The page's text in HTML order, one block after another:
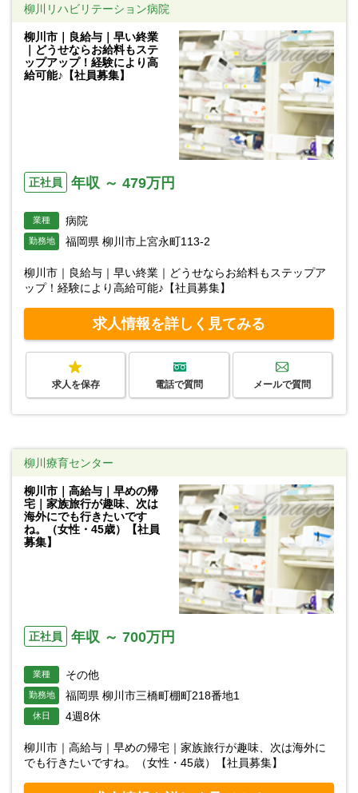
柳川リハビリテーション病院
柳川市｜良給与｜早い終業
｜どうせならお給料もステ
ップアップ！経験により高
給可能♪【社員募集】
正社員 年収 ～ 479万円
業種 病院
勤務地 福岡県 柳川市上宮永町113-2
柳川市｜良給与｜早い終業｜どうせならお給料もステップア
ップ！経験により高給可能♪【社員募集】
求人情報を詳しく見てみる
求人を保存 電話で質問 メールで質問
柳川療育センター
柳川市｜高給与｜早めの帰
宅｜家族旅行が趣味、次は
海外にでも行きたいです
ね。（女性・45歳）【社員
募集】
正社員 年収 ～ 700万円
業種 その他
勤務地 福岡県 柳川市三橋町棚町218番地1
休日 4週8休
柳川市｜高給与｜早めの帰宅｜家族旅行が趣味、次は海外に
でも行きたいですね。（女性・45歳）【社員募集】